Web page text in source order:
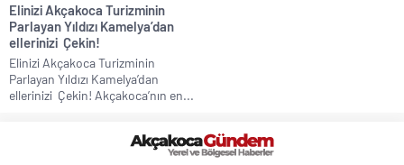
Elinizi Akçakoca Turizminin
Parlayan Yıldızı Kamelya’dan
ellerinizi Çekin!
Elinizi Akçakoca Turizminin
Parlayan Yıldızı Kamelya’dan
ellerinizi Çekin! Akçakoca’nın en...